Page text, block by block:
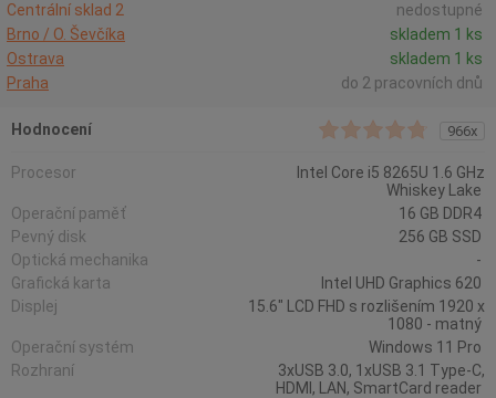
Centrální sklad 2
nedostupné
Brno / O. Ševčíka
skladem 1 ks
Ostrava
skladem 1 ks
Praha
do 2 pracovních dnů
Hodnocení 966x
Procesor
Intel Core i5 8265U 1.6 GHz
Whiskey Lake
Operační paměť
16 GB DDR4
Pevný disk
256 GB SSD
Optická mechanika
-
Grafická karta
Intel UHD Graphics 620
Displej
15.6" LCD FHD s rozlišením 1920 x
1080 - matný
Operační systém
Windows 11 Pro
Rozhraní
3xUSB 3.0, 1xUSB 3.1 Type-C,
HDMI, LAN, SmartCard reader